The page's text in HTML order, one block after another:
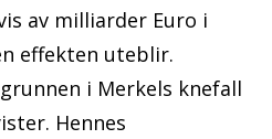
av milliarder Euro i
effekten uteblir.
i Merkels knefall
Hennes